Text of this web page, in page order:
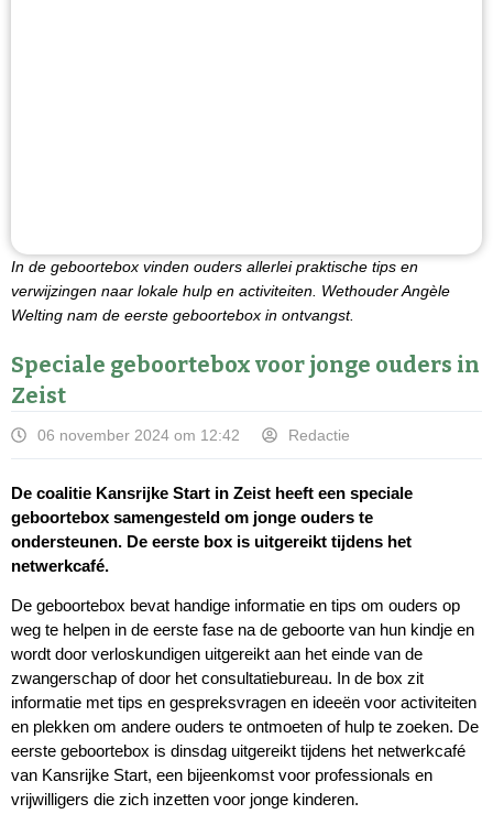
In de geboortebox vinden ouders allerlei praktische tips en
verwijzingen naar lokale hulp en activiteiten. Wethouder Angèle
Welting nam de eerste geboortebox in ontvangst.
Speciale geboortebox voor jonge ouders in
Zeist
06 november 2024 om 12:42 Redactie
De coalitie Kansrijke Start in Zeist heeft een speciale
geboortebox samengesteld om jonge ouders te
ondersteunen. De eerste box is uitgereikt tijdens het
netwerkcafé.
De geboortebox bevat handige informatie en tips om ouders op
weg te helpen in de eerste fase na de geboorte van hun kindje en
wordt door verloskundigen uitgereikt aan het einde van de
zwangerschap of door het consultatiebureau. In de box zit
informatie met tips en gespreksvragen en ideeën voor activiteiten
en plekken om andere ouders te ontmoeten of hulp te zoeken. De
eerste geboortebox is dinsdag uitgereikt tijdens het netwerkcafé
van Kansrijke Start, een bijeenkomst voor professionals en
vrijwilligers die zich inzetten voor jonge kinderen.